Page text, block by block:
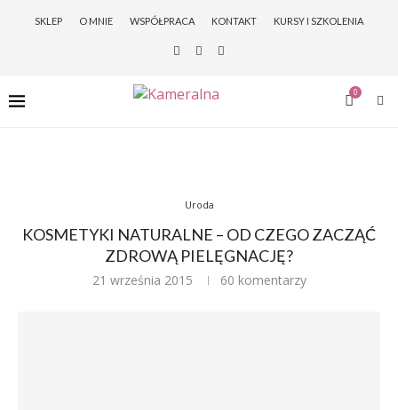
SKLEP O MNIE WSPÓŁPRACA KONTAKT KURSY I SZKOLENIA
0
Uroda
KOSMETYKI NATURALNE – OD CZEGO ZACZĄĆ
ZDROWĄ PIELĘGNACJĘ?
21 września 2015 60 komentarzy